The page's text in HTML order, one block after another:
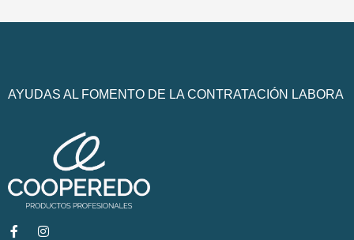
AYUDAS AL FOMENTO DE LA CONTRATACIÓN LABORA